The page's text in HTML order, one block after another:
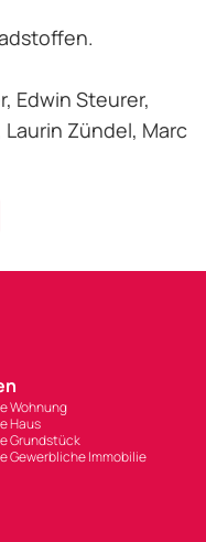
Edwin Steurer,
Laurin Zündel, Marc
Wohnung
Haus
Grundstück
Gewerbliche Immobilie